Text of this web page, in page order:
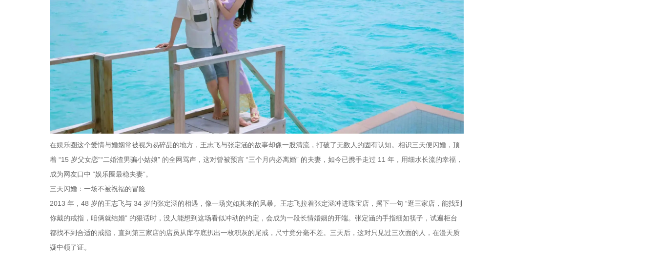
在娱乐圈这个爱情与婚姻常被视为易碎品的地方，王志飞与张定涵的故事却像一股清流，打破了无数人的固有认知。相识三天便闪婚，顶
着 “15 岁父女恋”“二婚渣男骗小姑娘” 的全网骂声，这对曾被预言 “三个月内必离婚” 的夫妻，如今已携手走过 11 年，用细水长流的幸福，
成为网友口中 “娱乐圈最稳夫妻”。
三天闪婚：一场不被祝福的冒险
2013 年，48 岁的王志飞与 34 岁的张定涵的相遇，像一场突如其来的风暴。王志飞拉着张定涵冲进珠宝店，撂下一句 “逛三家店，能找到
你戴的戒指，咱俩就结婚” 的狠话时，没人能想到这场看似冲动的约定，会成为一段长情婚姻的开端。张定涵的手指细如筷子，试遍柜台
都找不到合适的戒指，直到第三家店的店员从库存底扒出一枚积灰的尾戒，尺寸竟分毫不差。三天后，这对只见过三次面的人，在漫天质
疑中领了证。